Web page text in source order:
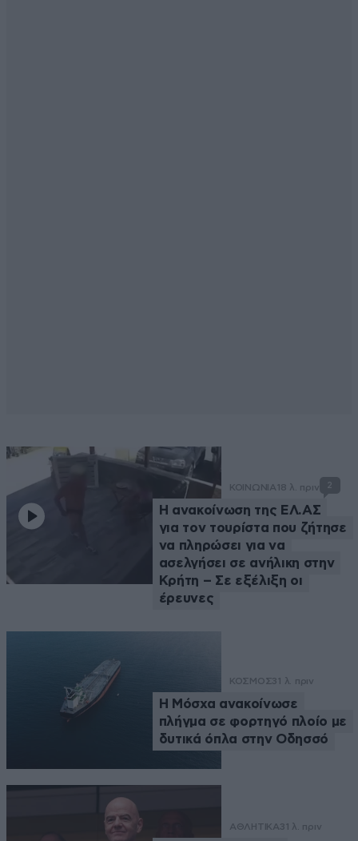
ΚΟΙΝΩΝΙΑ 18 λ. πριν 2
Η ανακοίνωση της ΕΛ.ΑΣ
για τον τουρίστα που ζήτησε
να πληρώσει για να
ασελγήσει σε ανήλικη στην
Κρήτη – Σε εξέλιξη οι
έρευνες
ΚΟΣΜΟΣ31 λ. πριν
Η Μόσχα ανακοίνωσε
πλήγμα σε φορτηγό πλοίο με
δυτικά όπλα στην Οδησσό
ΑΘΛΗΤΙΚΑ31 λ. πριν